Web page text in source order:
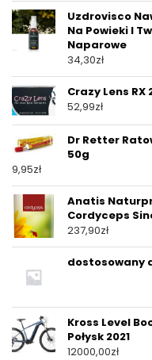
Uzdrovisco
Na Powieki I
Naparowe
34,30zł
Crazy Lens RX
52,99zł
Dr Retter
50g
9,95zł
Anatis
Cordyceps
237,90zł
dostosowany
Kross Level
Połysk 2021
12000,00zł